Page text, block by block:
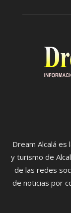
Dream Alcalá
y turismo de
de las redes
de noticias por